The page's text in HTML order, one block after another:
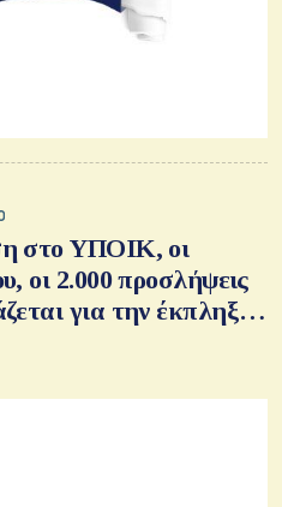
στο ΥΠΟΙΚ, οι
οι 2.000 προσλήψεις
για την έκπληξη